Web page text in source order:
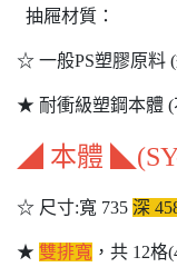
抽屜材質：
☆ 一般PS塑膠原料 (
★ 耐衝級塑鋼本體 (
◢ 本體
☆ 尺寸:寬 735 深
★ 雙排寬 ，共 12格